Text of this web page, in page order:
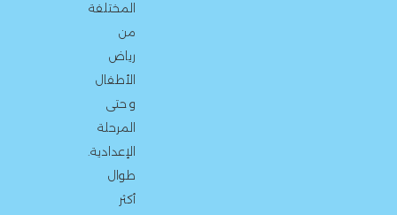
المختلفة
من
رياض
الأطفال
و حتى
المرحلة
الإعدادية.
طوال
أكثر